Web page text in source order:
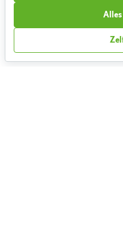
Alles